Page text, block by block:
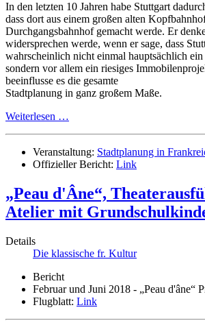
In den letzten 10 Jahren habe Stuttgart
dass dort aus einem großen alten
Durchgangsbahnhof gemacht werde. Er
widersprechen werde, wenn er sage, dass
wahrscheinlich nicht einmal hauptsächlich
sondern vor allem ein riesiges
beeinflusse es die gesamte
Stadtplanung in ganz großem Maße.
Weiterlesen …
Veranstaltung: Stadtplanung in
Offizieller Bericht: Link
„Peau d'Âne“,
Atelier mit
Details
Die klassische fr. Kultur
Bericht
Februar und Juni 2018 - „Peau d'âne“
Flugblatt: Link